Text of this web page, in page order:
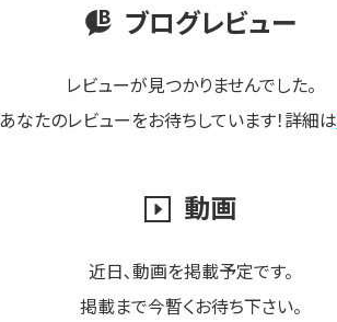
ブログレビュー
レビューが見つかりませんでした。
あなたのレビューをお待ちしています！詳細は
動画
近日､動画を掲載予定です。
掲載まで今暫くお待ち下さい。